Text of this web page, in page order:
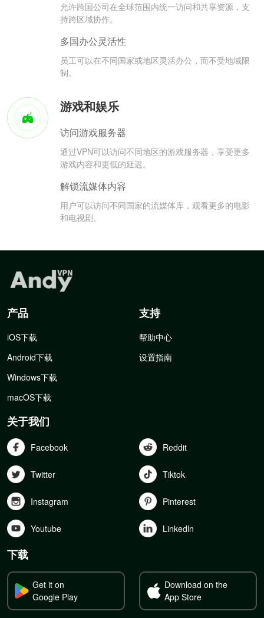
允许跨国公司在全球范围内统一访问和共享资源，支
持跨区域协作。
多国办公灵活性
员工可以在不同国家或地区灵活办公，而不受地域限
制。
游戏和娱乐
访问游戏服务器
通过VPN可以访问不同地区的游戏服务器，享受更多
游戏内容和更低的延迟。
解锁流媒体内容
用户可以访问不同国家的流媒体库，观看更多的电影
和电视剧。
产品
iOS下载
Android下载
Windows下载
macOS下载
支持
帮助中心
设置指南
关于我们
Facebook Reddit
Twitter Tiktok
Instagram Pinterest
Youtube Linkedln
下载
Get it on
Google Play
Download on the
App Store